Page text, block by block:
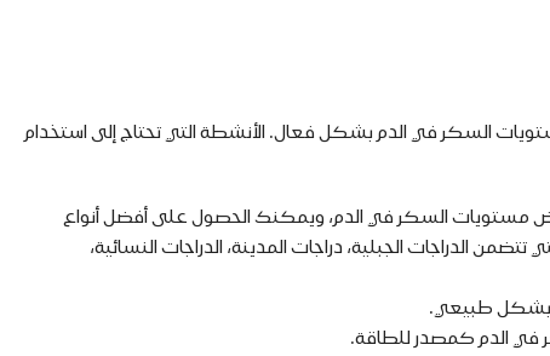
السكر في الدم بشكل فعال. الأنشطة التي تحتاج إلى استخدام
في خفض مستويات السكر في الدم، ويمكنك الحصول على أفضل أنواع
الدراجات الجبلية، دراجات المدينة، الدراجات النسائية،
بشكل طبيعي.
في الدم كمصدر للطاقة.